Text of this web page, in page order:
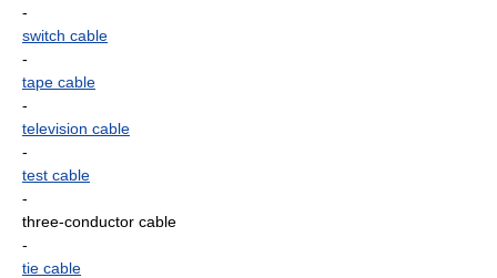
-
switch cable
-
tape cable
-
television cable
-
test cable
-
three-conductor cable
-
tie cable